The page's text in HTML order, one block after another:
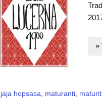
»
hopsasa, maturanti,